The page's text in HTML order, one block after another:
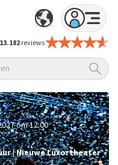
reviews
om 12:00
|Nieuwe Luxortheater